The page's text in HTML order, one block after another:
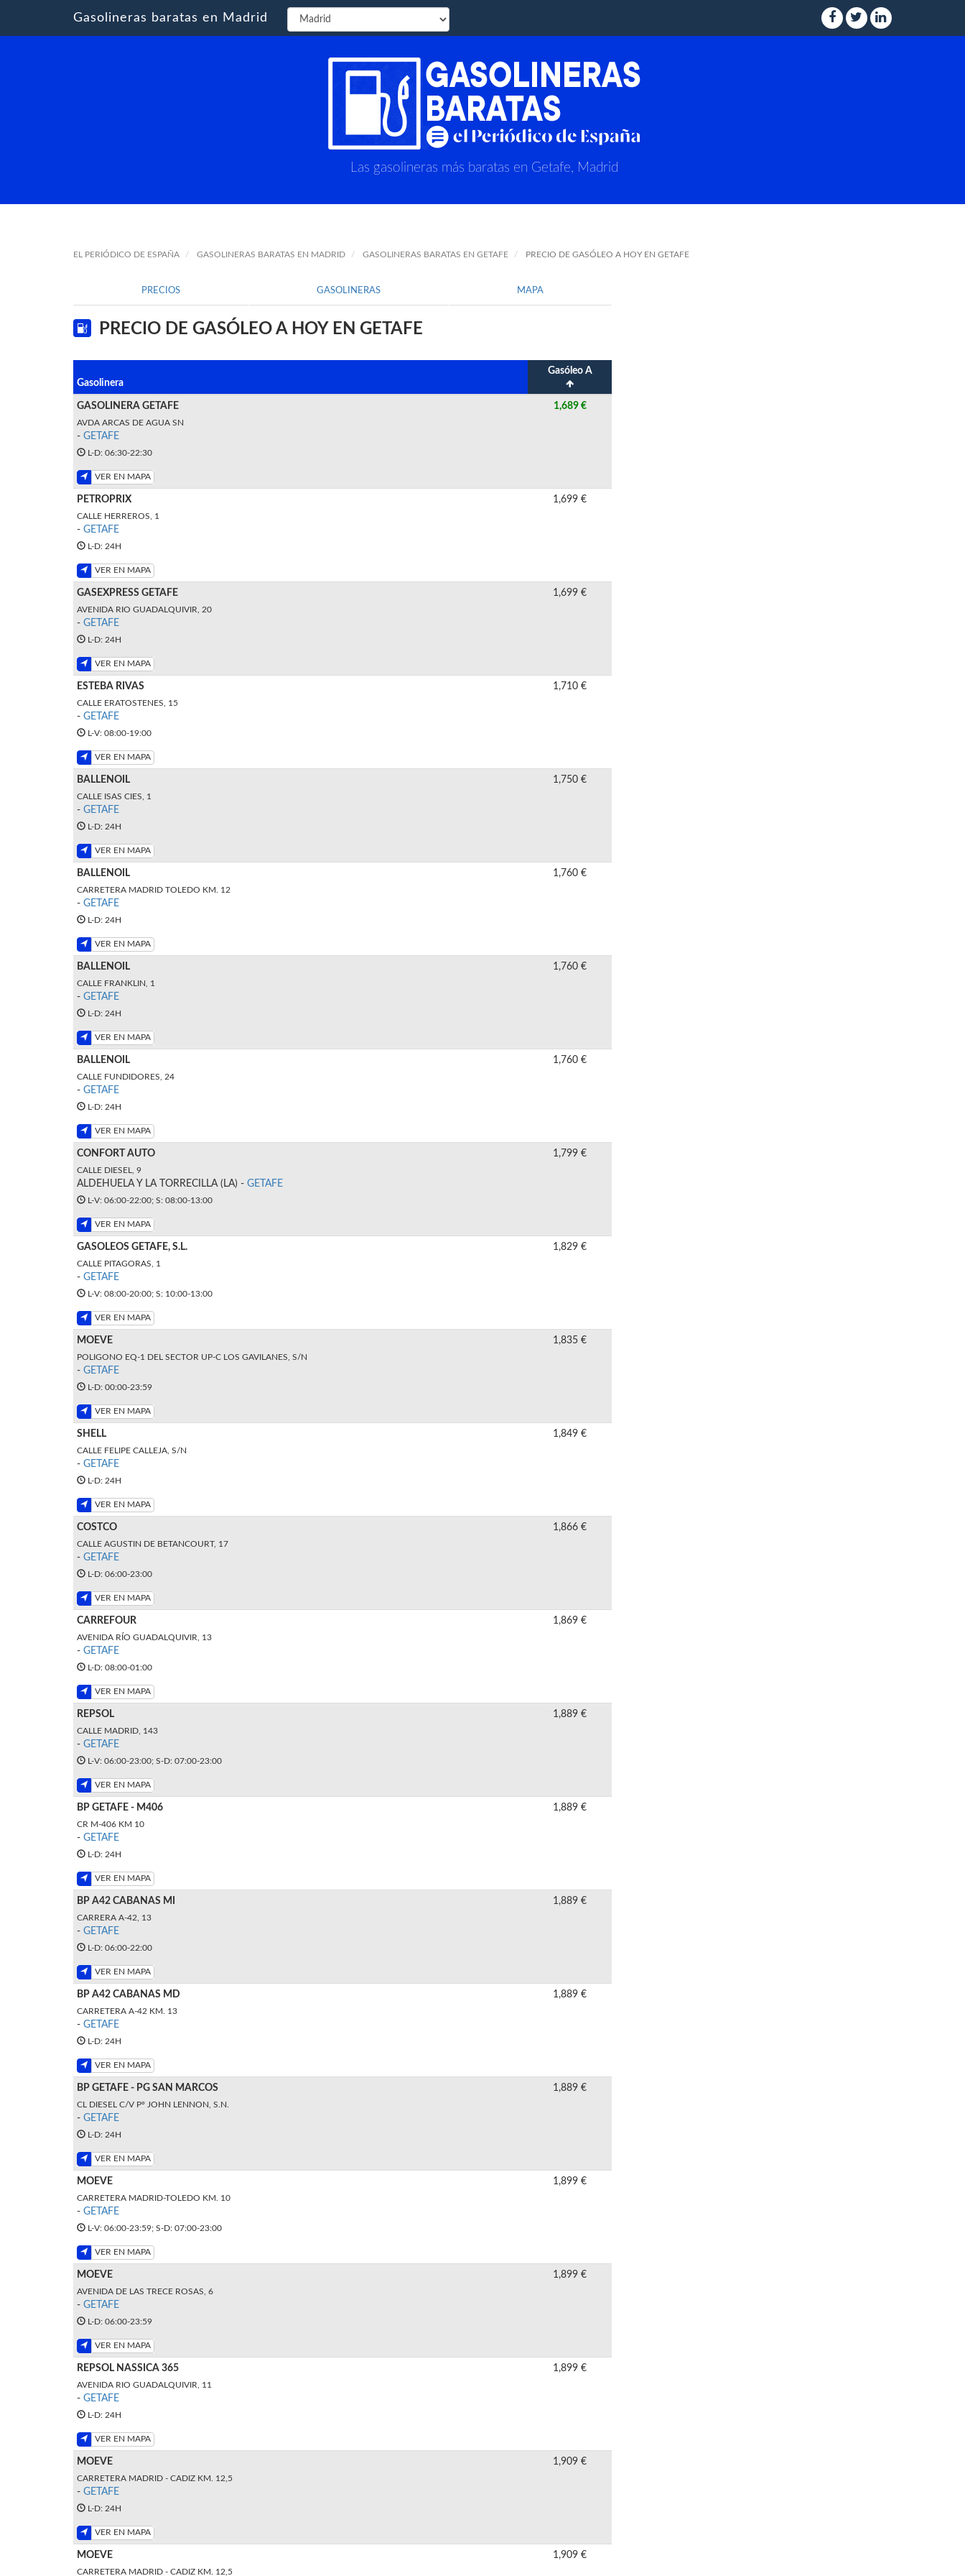
Gasolineras baratas en Madrid
Las gasolineras más baratas en Getafe, Madrid
EL PERIÓDICO DE ESPAÑA GASOLINERAS BARATAS EN MADRID GASOLINERAS BARATAS EN GETAFE PRECIO DE GASÓLEO A HOY EN GETAFE
PRECIOS GASOLINERAS MAPA
PRECIO DE GASÓLEO A HOY EN GETAFE
Gasolinera
Gasóleo A
GASOLINERA GETAFE
AVDA ARCAS DE AGUA SN
- GETAFE
L-D: 06:30-22:30
VER EN MAPA
1,689 €
PETROPRIX
CALLE HERREROS, 1
- GETAFE
L-D: 24H
VER EN MAPA
1,699 €
GASEXPRESS GETAFE
AVENIDA RIO GUADALQUIVIR, 20
- GETAFE
L-D: 24H
VER EN MAPA
1,699 €
ESTEBA RIVAS
CALLE ERATOSTENES, 15
- GETAFE
L-V: 08:00-19:00
VER EN MAPA
1,710 €
BALLENOIL
CALLE ISAS CIES, 1
- GETAFE
L-D: 24H
VER EN MAPA
1,750 €
BALLENOIL
CARRETERA MADRID TOLEDO KM. 12
- GETAFE
L-D: 24H
VER EN MAPA
1,760 €
BALLENOIL
CALLE FRANKLIN, 1
- GETAFE
L-D: 24H
VER EN MAPA
1,760 €
BALLENOIL
CALLE FUNDIDORES, 24
- GETAFE
L-D: 24H
VER EN MAPA
1,760 €
CONFORT AUTO
CALLE DIESEL, 9
ALDEHUELA Y LA TORRECILLA (LA) - GETAFE
L-V: 06:00-22:00; S: 08:00-13:00
VER EN MAPA
1,799 €
GASOLEOS GETAFE, S.L.
CALLE PITAGORAS, 1
- GETAFE
L-V: 08:00-20:00; S: 10:00-13:00
VER EN MAPA
1,829 €
MOEVE
POLIGONO EQ-1 DEL SECTOR UP-C LOS GAVILANES, S/N
- GETAFE
L-D: 00:00-23:59
VER EN MAPA
1,835 €
SHELL
CALLE FELIPE CALLEJA, S/N
- GETAFE
L-D: 24H
VER EN MAPA
1,849 €
COSTCO
CALLE AGUSTIN DE BETANCOURT, 17
- GETAFE
L-D: 06:00-23:00
VER EN MAPA
1,866 €
CARREFOUR
AVENIDA RÍO GUADALQUIVIR, 13
- GETAFE
L-D: 08:00-01:00
VER EN MAPA
1,869 €
REPSOL
CALLE MADRID, 143
- GETAFE
L-V: 06:00-23:00; S-D: 07:00-23:00
VER EN MAPA
1,889 €
BP GETAFE - M406
CR M-406 KM 10
- GETAFE
L-D: 24H
VER EN MAPA
1,889 €
BP A42 CABANAS MI
CARRERA A-42, 13
- GETAFE
L-D: 06:00-22:00
VER EN MAPA
1,889 €
BP A42 CABANAS MD
CARRETERA A-42 KM. 13
- GETAFE
L-D: 24H
VER EN MAPA
1,889 €
BP GETAFE - PG SAN MARCOS
CL DIESEL C/V Pº JOHN LENNON, S.N.
- GETAFE
L-D: 24H
VER EN MAPA
1,889 €
MOEVE
CARRETERA MADRID-TOLEDO KM. 10
- GETAFE
L-V: 06:00-23:59; S-D: 07:00-23:00
VER EN MAPA
1,899 €
MOEVE
AVENIDA DE LAS TRECE ROSAS, 6
- GETAFE
L-D: 06:00-23:59
VER EN MAPA
1,899 €
REPSOL NASSICA 365
AVENIDA RIO GUADALQUIVIR, 11
- GETAFE
L-D: 24H
VER EN MAPA
1,899 €
MOEVE
CARRETERA MADRID - CADIZ KM. 12,5
- GETAFE
L-D: 24H
VER EN MAPA
1,909 €
MOEVE
CARRETERA MADRID - CADIZ KM. 12,5
1,909 €